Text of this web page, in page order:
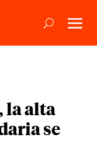
la alta
se